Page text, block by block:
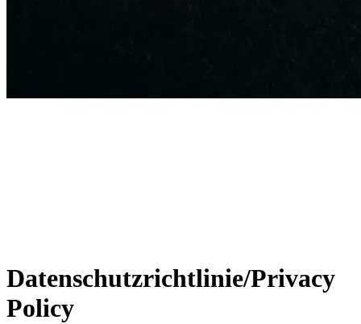
Datenschutzrichtlinie/Privacy
Policy